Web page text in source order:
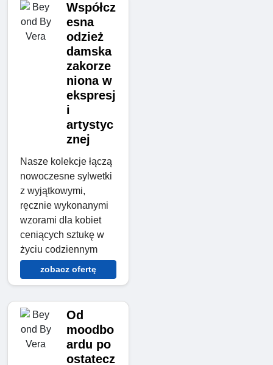
Współcz
esna
odzież
damska
zakorze
niona w
ekspresj
i
artystyc
znej
Nasze kolekcje łączą
nowoczesne sylwetki
z wyjątkowymi,
ręcznie wykonanymi
wzorami dla kobiet
ceniących sztukę w
życiu codziennym
zobacz ofertę
Od
moodbo
ardu po
ostatecz